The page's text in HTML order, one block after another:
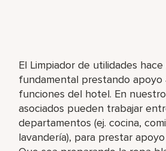
El Limpiador de utilidades
fundamental prestando apoyo
funciones del hotel. En
asociados pueden trabajar
departamentos (ej. cocina,
lavandería), para prestar